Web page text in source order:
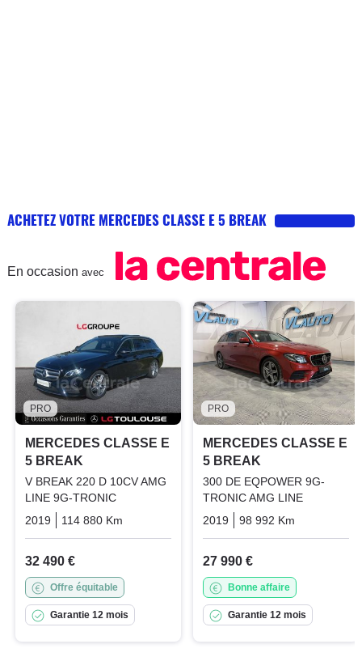
ACHETEZ VOTRE MERCEDES CLASSE E 5 BREAK
En occasion avec
PRO
MERCEDES CLASSE E
5 BREAK
V BREAK 220 D 10CV AMG
LINE 9G-TRONIC
2019
114 880 Km Diesel
32 490 €
Offre équitable
Garantie 12 mois
PRO
MERCEDES CLASSE E
5 BREAK
300 DE EQPOWER 9G-
TRONIC AMG LINE
2019
98 992 Km
27 990 €
Bonne affaire
Garantie 12 mois